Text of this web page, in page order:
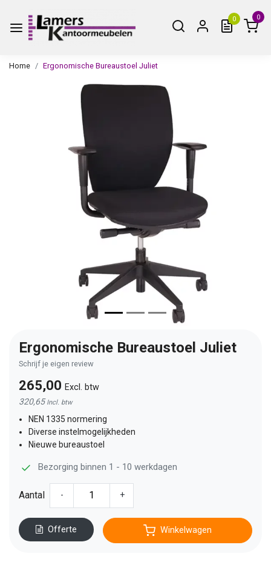
0 0
Home Ergonomische Bureaustoel Juliet
Ergonomische Bureaustoel Juliet
Schrijf je eigen review
265,00 Excl. btw
320,65Incl. btw
NEN 1335 normering
Diverse instelmogelijkheden
Nieuwe bureaustoel
Bezorging binnen 1 - 10 werkdagen
Aantal - +
Offerte Winkelwagen